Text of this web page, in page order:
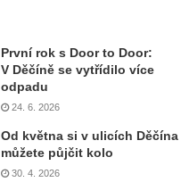
První rok s Door to Door:
V Děčíně se vytřídilo více
odpadu
24. 6. 2026
Od května si v ulicích Děčína
můžete půjčit kolo
30. 4. 2026